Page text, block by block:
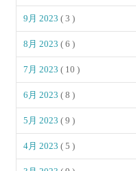
9月 2023( 3 )
8月 2023( 6 )
7月 2023( 10 )
6月 2023( 8 )
5月 2023( 9 )
4月 2023( 5 )